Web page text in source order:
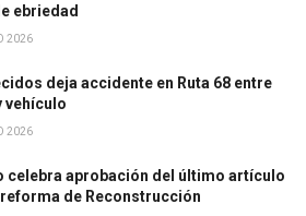
ebriedad
2026
deja accidente en Ruta 68 entre
vehículo
2026
celebra aprobación del último artículo
de Reconstrucción